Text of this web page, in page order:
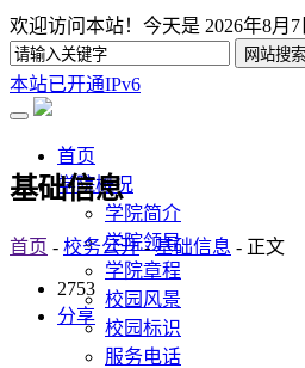
欢迎访问本站！今天是 2026年8月
本站已开通IPv6
首页
学院概况
学院简介
学院领导
学院章程
校园风景
校园标识
服务电话
基础信息
首页 - 校务公开-基础信息 - 正文
2753
分享